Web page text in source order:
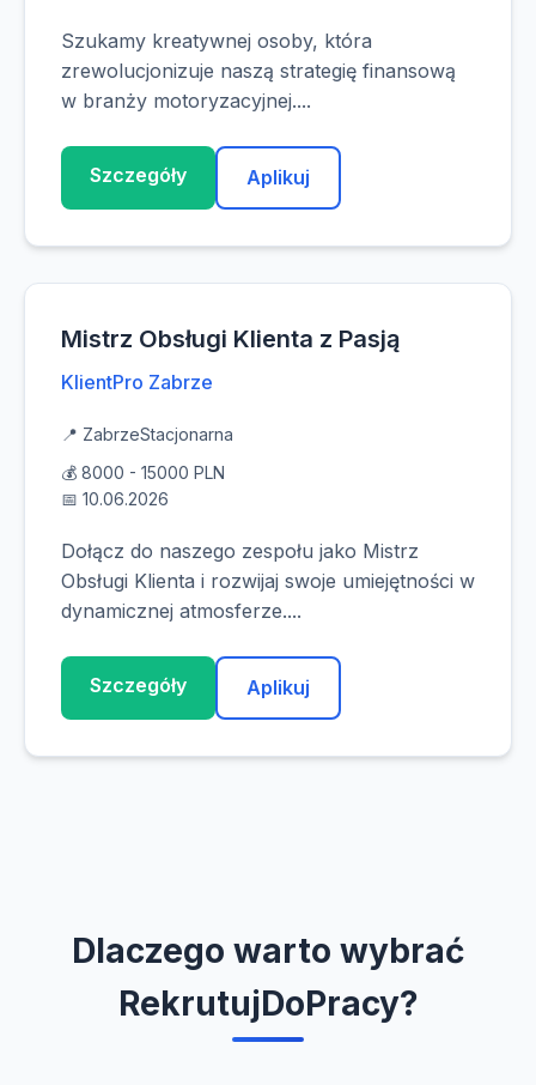
Szukamy kreatywnej osoby, która
zrewolucjonizuje naszą strategię finansową
w branży motoryzacyjnej....
Szczegóły Aplikuj
Mistrz Obsługi Klienta z Pasją
KlientPro Zabrze
📍 ZabrzeStacjonarna
💰 8000 - 15000 PLN
📅 10.06.2026
Dołącz do naszego zespołu jako Mistrz
Obsługi Klienta i rozwijaj swoje umiejętności w
dynamicznej atmosferze....
Szczegóły Aplikuj
Dlaczego warto wybrać
RekrutujDoPracy?